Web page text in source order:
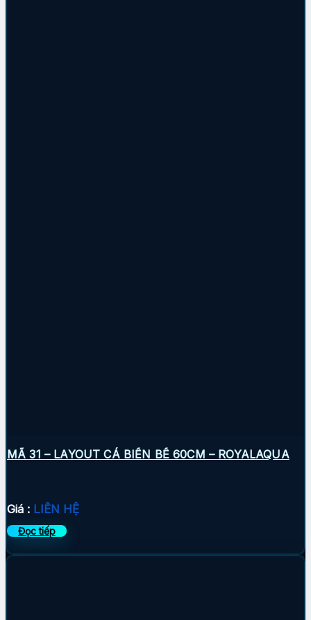
MÃ 31 – LAYOUT CÁ BIỂN BỂ 60CM – ROYALAQUA
Giá : LIÊN HỆ
Đọc tiếp